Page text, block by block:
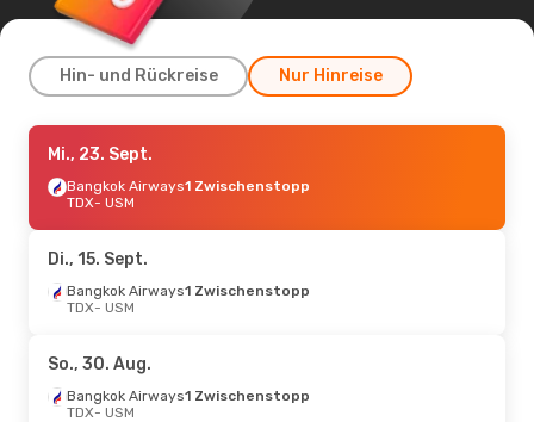
Hin- und Rückreise Nur Hinreise
Di., 1. Sept.- Di., 8. Sept.
Bangkok Airways1 Zwischenstopp
TDX- USM
USM- TDX
Sa., 17. Okt.- Sa., 24. Okt.
Bangkok Airways
USM- TDX
Mi., 23. Sept.
Bangkok Airways1 Zwischenstopp
TDX- USM
Di., 15. Sept.
Bangkok Airways1 Zwischenstopp
TDX- USM
So., 30. Aug.
Bangkok Airways1 Zwischenstopp
TDX- USM